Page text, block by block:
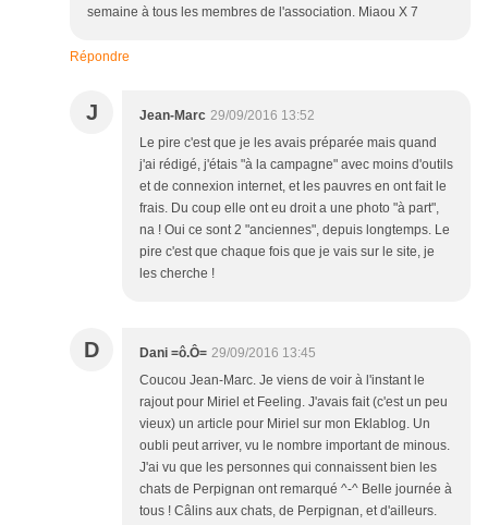
semaine à tous les membres de l'association. Miaou X 7
Répondre
J Jean-Marc 29/09/2016 13:52
Le pire c'est que je les avais préparée mais quand
j'ai rédigé, j'étais "à la campagne" avec moins d'outils
et de connexion internet, et les pauvres en ont fait le
frais. Du coup elle ont eu droit a une photo "à part",
na ! Oui ce sont 2 "anciennes", depuis longtemps. Le
pire c'est que chaque fois que je vais sur le site, je
les cherche !
D Dani =ô.Ô= 29/09/2016 13:45
Coucou Jean-Marc. Je viens de voir à l'instant le
rajout pour Miriel et Feeling. J'avais fait (c'est un peu
vieux) un article pour Miriel sur mon Eklablog. Un
oubli peut arriver, vu le nombre important de minous.
J'ai vu que les personnes qui connaissent bien les
chats de Perpignan ont remarqué ^-^ Belle journée à
tous ! Câlins aux chats, de Perpignan, et d'ailleurs.